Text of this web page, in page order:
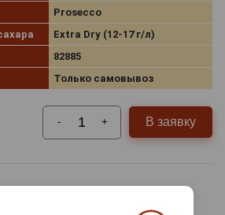
Prosecco
Extra Dry (12-17 г/л)
82885
Только самовывоз
- + В заявку